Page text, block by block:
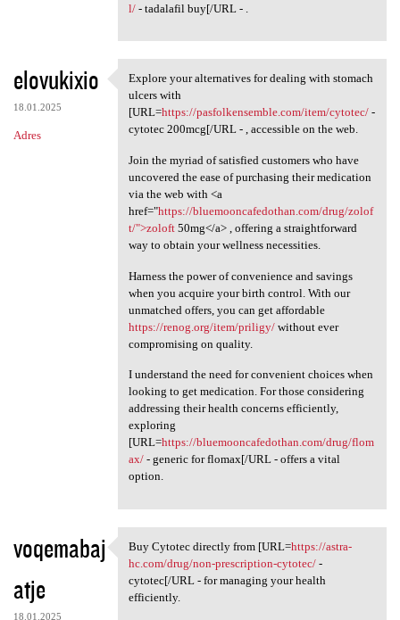
l/- tadalafil buy[/URL - .
elovukixio
18.01.2025
Adres
Explore your alternatives for
Explore your alternatives for dealing with stomach
ulcers with
[URL=https://pasfolkensemble.com/item/cytotec/-
cytotec 200mcg[/URL - , accessible on the web.
Join the myriad of satisfied customers who have
uncovered the ease of purchasing their medication
via the web with <a
href="https://bluemooncafedothan.com/drug/zolof
t/">zoloft50mg</a> , offering a straightforward
way to obtain your wellness necessities.
Harness the power of convenience and savings
when you acquire your birth control. With our
unmatched offers, you can get affordable
https://renog.org/item/priligy/without ever
compromising on quality.
I understand the need for convenient choices when
looking to get medication. For those considering
addressing their health concerns efficiently,
exploring
[URL=https://bluemooncafedothan.com/drug/flom
ax/- generic for flomax[/URL - offers a vital
option.
voqemabaj
atje
18.01.2025
Buy Cytotec directly from
Buy Cytotec directly from [URL=https://astra-
hc.com/drug/non-prescription-cytotec/-
cytotec[/URL - for managing your health
efficiently.